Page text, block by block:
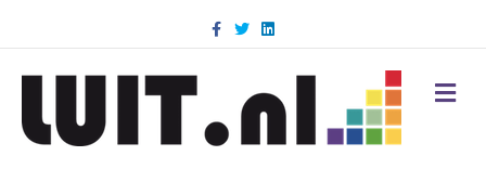
c
k
T
w
i
n
d
M
E